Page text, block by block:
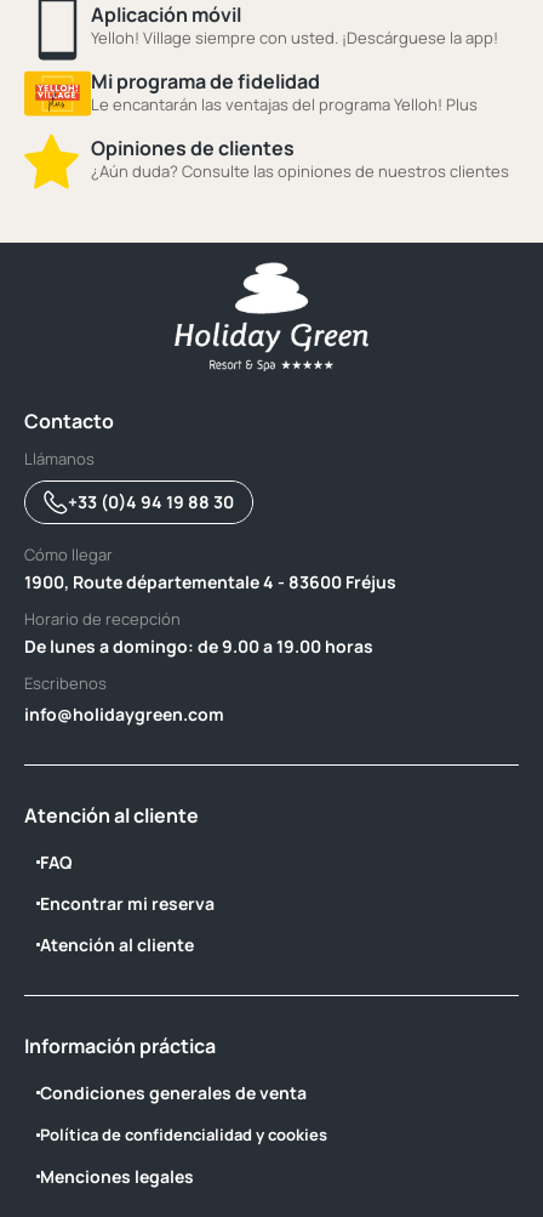
Aplicación móvil
Yelloh! Village siempre con usted. ¡Descárguese la app!
Mi programa de fidelidad
Le encantarán las ventajas del programa Yelloh! Plus
Opiniones de clientes
¿Aún duda? Consulte las opiniones de nuestros clientes
Contacto
Llámanos
+33 (0)4 94 19 88 30
Cómo llegar
1900, Route départementale 4 - 83600 Fréjus
Horario de recepción
De lunes a domingo: de 9.00 a 19.00 horas
Escribenos
info@holidaygreen.com
Atención al cliente
FAQ
Encontrar mi reserva
Atención al cliente
Información práctica
Condiciones generales de venta
Política de confidencialidad y cookies
Menciones legales